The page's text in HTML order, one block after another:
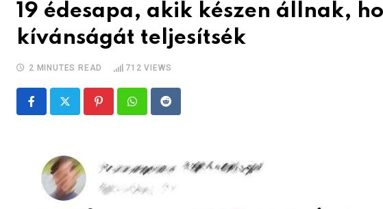
19 édesapa, akik készen állnak,
kívánságát teljesítsék
2 MINUTES READ 712 VIEWS
PinterestWhatsappReddit